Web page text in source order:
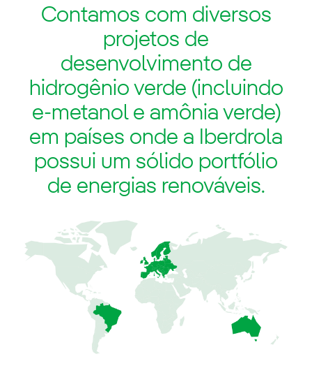
Contamos com diversos
projetos de
desenvolvimento de
hidrogênio verde (incluindo
e-metanol e amônia verde)
em países onde a Iberdrola
possui um sólido portfólio
de energias renováveis.